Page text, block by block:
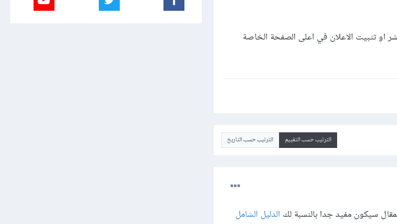
تثبيت الاعلان في اعلى الصفحة الخاصة
الترتيب حسب التقييم الترتيب حسب التاريخ
سيكون مفيد جدا بالنسبة لك الدليل الشامل